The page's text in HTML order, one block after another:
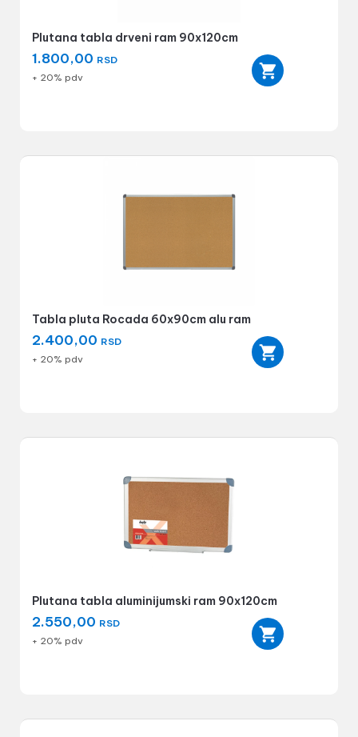
Plutana tabla drveni ram 90x120cm
1.800,00 RSD
+ 20% pdv
Tabla pluta Rocada 60x90cm alu ram
2.400,00 RSD
+ 20% pdv
Plutana tabla aluminijumski ram 90x120cm
2.550,00 RSD
+ 20% pdv